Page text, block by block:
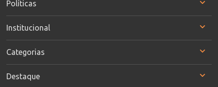
Políticas
Institucional
Categorias
Destaque